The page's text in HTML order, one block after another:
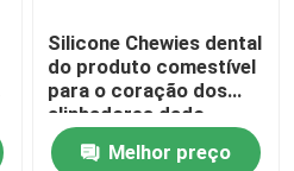
Silicone Chewies dental
do produto comestível
para o coração dos
alinhadores dado
forma com punho
Melhor preço